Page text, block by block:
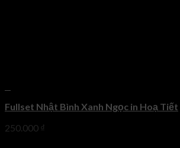
Fullset Nhật Bình Xanh Ngọc in Hoạ Tiết
250.000 ₫